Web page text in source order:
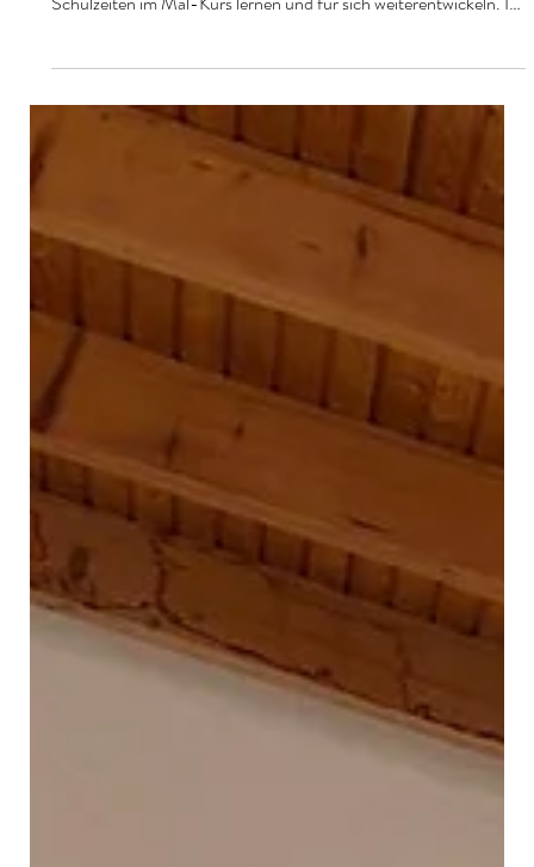
diesem Jahr haben wir viel in Öl gemalt. Unterstützt hat uns dabei
ab und zu die Münchner Künstlerin Elena Bulatova: in
grundlegenden Techniken, klaren Kompositionen mit besonderen
Aufgaben hinsichtlich Formen, sowie Licht, Schatten und
Perspektive. Melde dich an, um die nächsten Lerneinheiten nicht
zu verpa